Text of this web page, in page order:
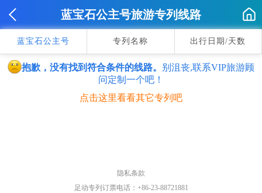
蓝宝石公主号旅游专列线路
蓝宝石公主号 专列名称 出行日期/天数
抱歉，没有找到符合条件的线路。 别沮丧,联系VIP旅游顾
问定制一个吧！
点击这里看看其它专列吧
隐私条款
足动专列订票电话：+86-23-88721881